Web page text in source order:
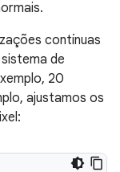
contínuas
de
20
ajustamos os